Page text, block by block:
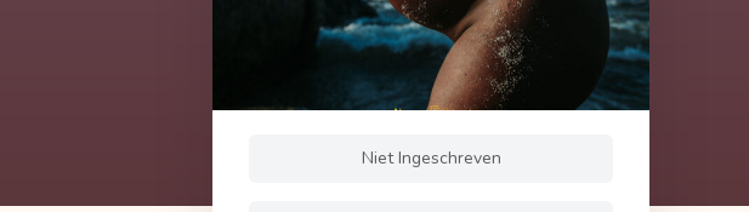
Niet Ingeschreven